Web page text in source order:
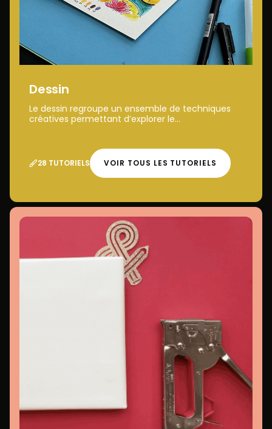
Dessin
Le dessin regroupe un ensemble de techniques
créatives permettant d’explorer le...
28 TUTORIELS VOIR TOUS LES TUTORIELS